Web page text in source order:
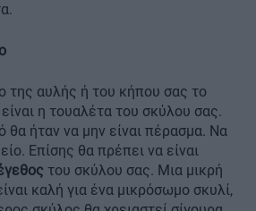
της αυλής ή του κήπου σας το
η τουαλέτα του σκύλου σας.
θα ήταν να μην είναι πέρασμα. Να
Επίσης θα πρέπει να είναι
του σκύλου σας. Μια μικρή
καλή για ένα μικρόσωμο σκυλί,